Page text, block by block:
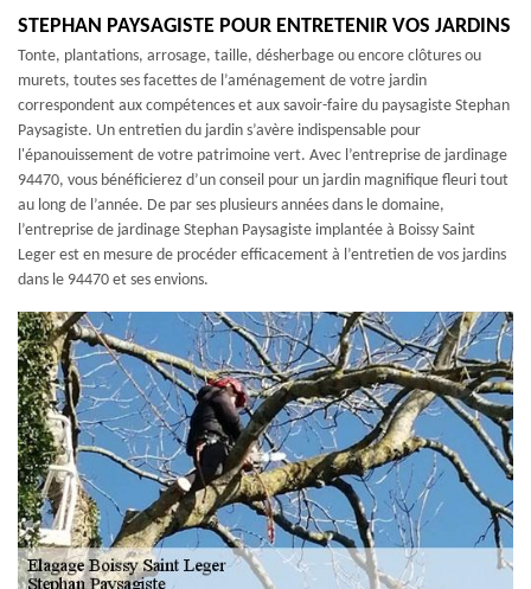
STEPHAN PAYSAGISTE POUR ENTRETENIR VOS JARDINS
Tonte, plantations, arrosage, taille, désherbage ou encore clôtures ou
murets, toutes ses facettes de l’aménagement de votre jardin
correspondent aux compétences et aux savoir-faire du paysagiste Stephan
Paysagiste. Un entretien du jardin s’avère indispensable pour
l'épanouissement de votre patrimoine vert. Avec l’entreprise de jardinage
94470, vous bénéficierez d’un conseil pour un jardin magnifique fleuri tout
au long de l’année. De par ses plusieurs années dans le domaine,
l’entreprise de jardinage Stephan Paysagiste implantée à Boissy Saint
Leger est en mesure de procéder efficacement à l’entretien de vos jardins
dans le 94470 et ses envions.